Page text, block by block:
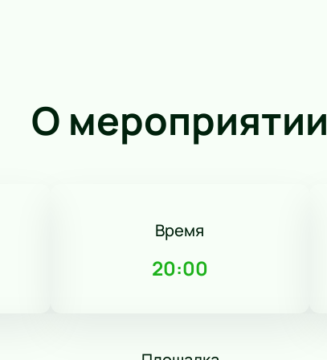
О мероприятии
Время
20:00